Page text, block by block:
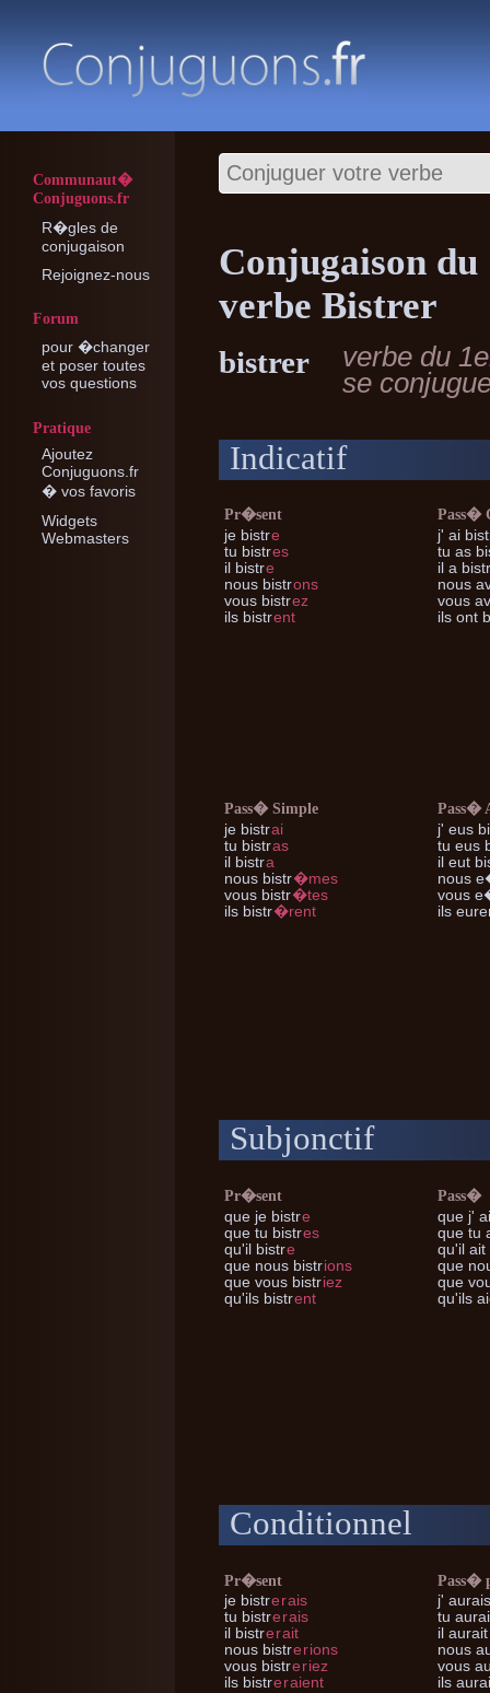
Communaut�
Conjuguons.fr
R�gles de
conjugaison
Rejoignez-nous
Forum
pour �changer
et poser toutes
vos questions
Pratique
Ajoutez
Conjuguons.fr
� vos favoris
Widgets
Webmasters
Conjugaison du
verbe Bistrer
bistrer
verbe du
se
Indicatif
Pr�sent
je bistre
tu bistres
il bistre
nous bistrons
vous bistrez
ils bistrent
Pass�
j' ai
tu as
il a bistr
nous
vous
ils ont
Pass� Simple
je bistrai
tu bistras
il bistra
nous bistr�mes
vous bistr�tes
ils bistr�rent
Pass�
j' eus
tu eus
il eut
nous
vous
ils
Subjonctif
Pr�sent
que je bistre
que tu bistres
qu'il bistre
que nous bistrions
que vous bistriez
qu'ils bistrent
Pass�
que j'
que tu
qu'il ait
que
que
qu'ils
Conditionnel
Pr�sent
je bistrerais
tu bistrerais
il bistrerait
nous bistrerions
vous bistreriez
ils bistreraient
Pass�
j'
tu
il
nous
vous
ils